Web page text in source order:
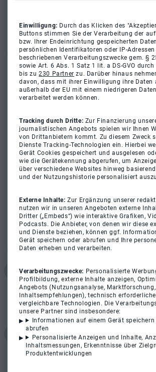
Einwilligung: Durch das Klicken des
Buttons stimmen Sie der Verarbeitung der
bzw. Ihrer Endeinrichtung gespeicherten
persönlichen Identifikatoren oder IP-
beschriebenen Verarbeitungszwecke gem. §
sowie Art. 6 Abs. 1 Satz 1 lit. a DS-GVO
bis zu230 Partner zu. Darüber hinaus
davon, dass mit ihrer Einwilligung ihre Daten
außerhalb der EU mit einem niedrigeren
verarbeitet werden können.
Tracking durch Dritte: Zur Finanzierung
journalistischen Angebots spielen wir Ihnen
von Drittanbietern kommt. Zu diesem Zweck
Dienste Tracking-Technologien ein. Hierbei
Gerät Cookies gespeichert und ausgelesen
wie die Gerätekennung abgerufen, um
über verschiedene Websites hinweg
und der Nutzungshistorie personalisiert
Externe Inhalte:Zur Ergänzung unserer
nutzen wir in unseren Angeboten externe
Dritter („Embeds“) wie interaktive Grafiken,
Podcasts. Die Anbieter, von denen wir diese
und Dienste beziehen, können ggf.
Gerät speichern oder abrufen und Ihre
Daten erheben und verarbeiten.
Verarbeitungszwecke: Personalisierte
Profilbildung, externe Inhalte anzeigen,
Angebots (Nutzungsanalyse, Marktforschung,
Inhaltsempfehlungen), technisch
vergleichbare Technologien. Die
unsere Partner sind insbesondere:
Informationen auf einem Gerät
abrufen
Personalisierte Anzeigen und Inhalte,
Inhaltsmessungen, Erkenntnisse über
Produktentwicklungen